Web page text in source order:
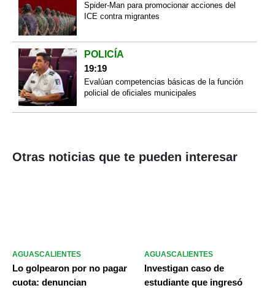
Spider-Man para promocionar acciones del
ICE contra migrantes
POLICÍA
19:19
Evalúan competencias básicas de la función
policial de oficiales municipales
Otras noticias que te pueden interesar
AGUASCALIENTES
Lo golpearon por no pagar
cuota: denuncian
AGUASCALIENTES
Investigan caso de
estudiante que ingresó